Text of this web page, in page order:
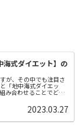
海式ダイエット】の
が、その中でも注目さ
「地中海式ダイエッ
み合わせることでどの
な... 2023.03.27